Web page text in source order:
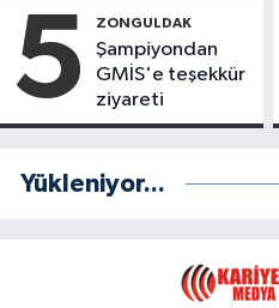
5 ZONGULDAK
Şampiyondan
GMİS'e teşekkür
ziyareti
Yükleniyor...